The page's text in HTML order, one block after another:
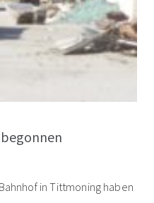
in Tittmoning haben